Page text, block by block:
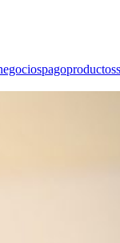
pagoproductos